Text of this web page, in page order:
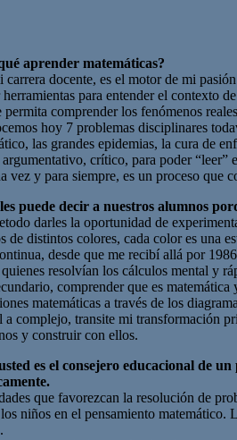
aprender matemáticas?
carrera docente, es el motor de mi
para entender el contexto
comprender los fenómenos
hoy 7 problemas disciplinares
las grandes epidemias, la cura de
crítico, para poder “leer”
vez y para siempre, es un proceso
puede decir a nuestros alumnos
darles la oportunidad de
de distintos colores, cada color es una
desde que me recibí allá por
resolvían los cálculos mental y
comprender que es
matemáticas a través de los
a complejo, transite mi transformación
y construir con ellos.
es el consejero educacional de
que favorezcan la resolución de
niños en el pensamiento